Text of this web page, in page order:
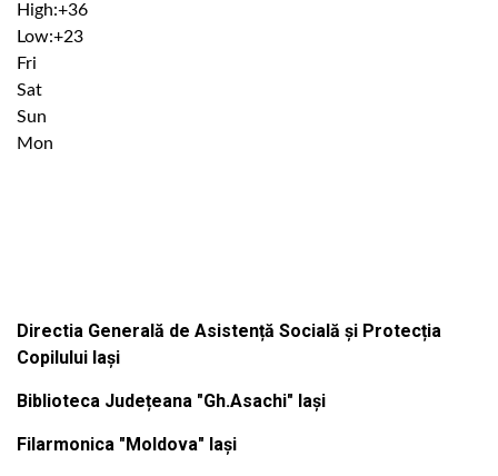
High:+36
Low:+23
Fri
Sat
Sun
Mon
Directia Generală de Asistență Socială și Protecția
Copilului Iași
Biblioteca Județeana "Gh.Asachi" Iași
Filarmonica "Moldova" Iași